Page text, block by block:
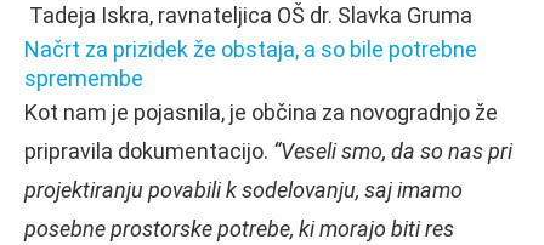
Tadeja Iskra, ravnateljica OŠ dr. Slavka Gruma
Načrt za prizidek že obstaja, a so bile potrebne
spremembe
Kot nam je pojasnila, je občina za novogradnjo že
pripravila dokumentacijo. “Veseli smo, da so nas pri
projektiranju povabili k sodelovanju, saj imamo
posebne prostorske potrebe, ki morajo biti res